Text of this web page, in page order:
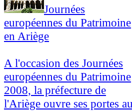
Journées
européennes du Patrimoine
en Ariège
A l'occasion des Journées
européennes du Patrimoine
2008, la préfecture de
l'Ariège ouvre ses portes